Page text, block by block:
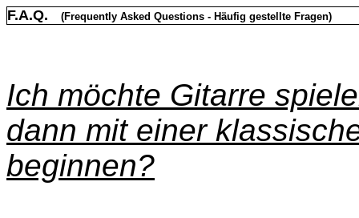
F.A.Q. (Frequently Asked Questions - Häufig gestellte Fragen)
Ich möchte Gitarre
dann mit einer
beginnen?